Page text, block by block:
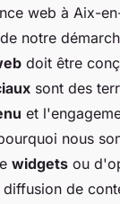
web à Aix-
notre
doit être
sont des
et
nous
widgets ou
de